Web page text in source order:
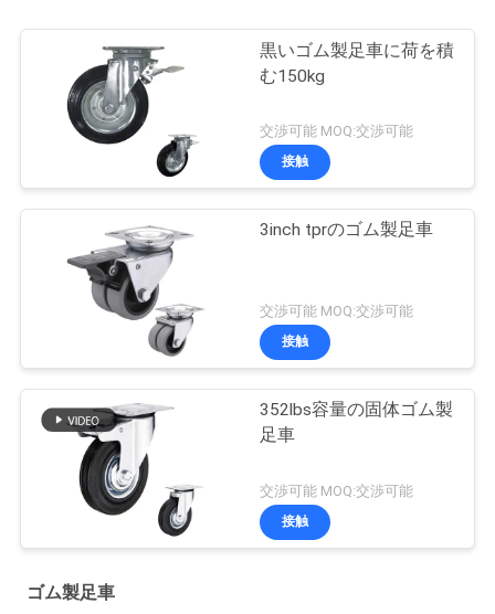
黒いゴム製足車に荷を積
む150kg
交渉可能 MOQ:交渉可能
接触
3inch tprのゴム製足車
交渉可能 MOQ:交渉可能
接触
352lbs容量の固体ゴム製
足車
交渉可能 MOQ:交渉可能
接触
ゴム製足車